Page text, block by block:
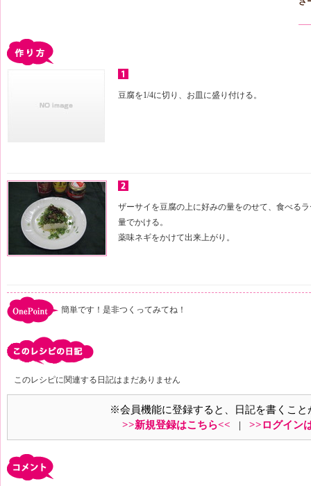
豆腐を1/4に切り、お皿に盛り付ける。
ザーサイを豆腐の上に好みの量をのせて、食べる
量でかける。
薬味ネギをかけて出来上がり。
簡単です！是非つくってみてね！
このレシピに関連する日記はまだありません
※会員機能に登録すると、日記を書くこと
>>新規登録はこちら<<
| >>ログイン